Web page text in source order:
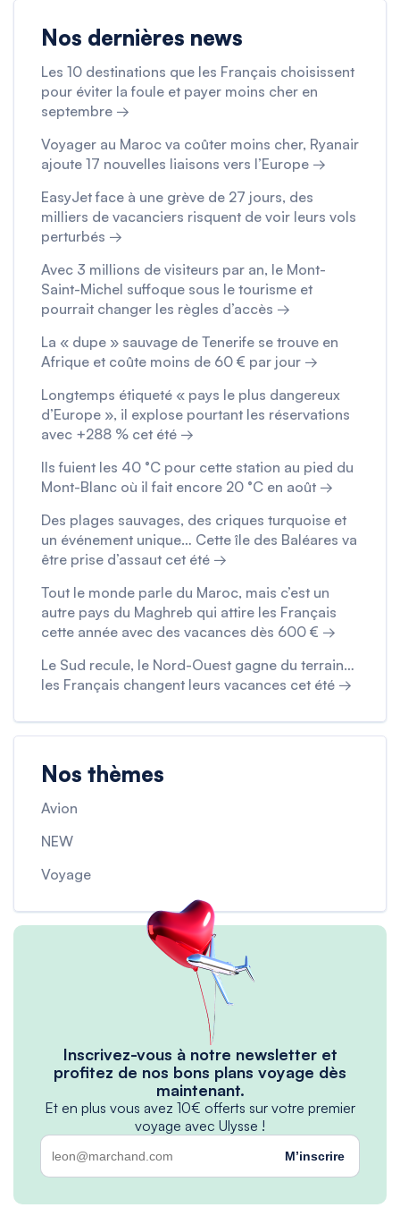
Nos dernières news
Les 10 destinations que les Français choisissent
pour éviter la foule et payer moins cher en
septembre →
Voyager au Maroc va coûter moins cher, Ryanair
ajoute 17 nouvelles liaisons vers l’Europe →
EasyJet face à une grève de 27 jours, des
milliers de vacanciers risquent de voir leurs vols
perturbés →
Avec 3 millions de visiteurs par an, le Mont-
Saint-Michel suffoque sous le tourisme et
pourrait changer les règles d’accès →
La « dupe » sauvage de Tenerife se trouve en
Afrique et coûte moins de 60 € par jour →
Longtemps étiqueté « pays le plus dangereux
d’Europe », il explose pourtant les réservations
avec +288 % cet été →
Ils fuient les 40 °C pour cette station au pied du
Mont-Blanc où il fait encore 20 °C en août →
Des plages sauvages, des criques turquoise et
un événement unique… Cette île des Baléares va
être prise d’assaut cet été →
Tout le monde parle du Maroc, mais c’est un
autre pays du Maghreb qui attire les Français
cette année avec des vacances dès 600 € →
Le Sud recule, le Nord-Ouest gagne du terrain…
les Français changent leurs vacances cet été →
Nos thèmes
Avion
NEW
Voyage
Inscrivez-vous à notre newsletter et
profitez de nos bons plans voyage dès
maintenant.
Et en plus vous avez 10€ offerts sur votre premier
voyage avec Ulysse !
M’inscrire